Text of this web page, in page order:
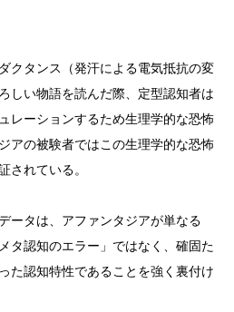
クタンス（発汗による電気抵抗の変
しい物語を読んだ際、定型認知者は
レーションするため生理学的な恐怖
アの被験者ではこの生理学的な恐怖
されている。
ータは、アファンタジアが単なる
タ認知のエラー」ではなく、確固た
た認知特性であることを強く裏付け